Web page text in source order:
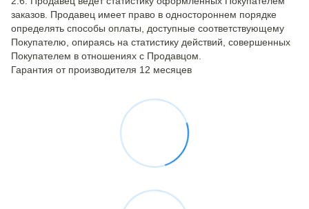
заказов. Продавец имеет право в одностороннем порядке
определять способы оплаты, доступные соответствующему
Покупателю, опираясь на статистику действий, совершенных
Покупателем в отношениях с Продавцом.
Гарантия от производителя 12 месяцев